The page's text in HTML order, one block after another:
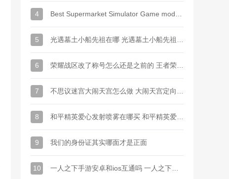
4
5
6
7
8
9 我们的身份证其实哪面才是正面
10